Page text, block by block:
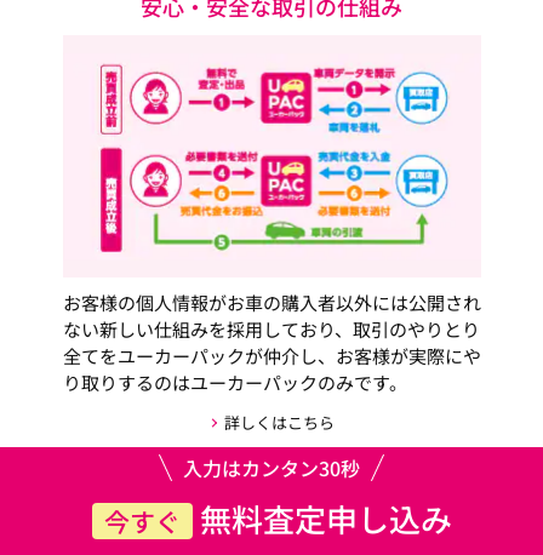
お客様の個人情報がお車の購入者以外には公開され
ない新しい仕組みを採用しており、取引のやりとり
全てをユーカーパックが仲介し、お客様が実際にや
り取りするのはユーカーパックのみです。
詳しくはこちら
入力はカンタン30秒
今すぐ 無料査定申し込み